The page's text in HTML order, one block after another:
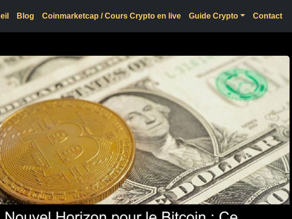
Blog Coinmarketcap / Cours Crypto en live Guide Crypto Contact